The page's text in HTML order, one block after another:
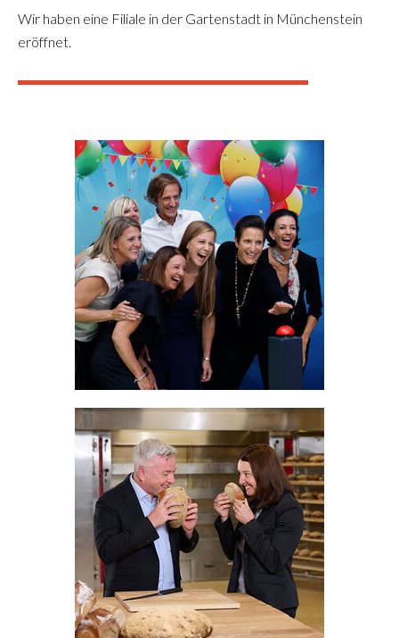
Wir haben eine Filiale in der Gartenstadt in Münchenstein
eröffnet.